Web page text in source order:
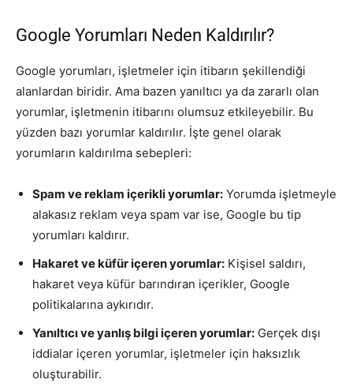
Google Yorumları Neden Kaldırılır?
Google yorumları, işletmeler için itibarın şekillendiği
alanlardan biridir. Ama bazen yanıltıcı ya da zararlı olan
yorumlar, işletmenin itibarını olumsuz etkileyebilir. Bu
yüzden bazı yorumlar kaldırılır. İşte genel olarak
yorumların kaldırılma sebepleri:
Spam ve reklam içerikli yorumlar: Yorumda işletmeyle
alakasız reklam veya spam var ise, Google bu tip
yorumları kaldırır.
Hakaret ve küfür içeren yorumlar: Kişisel saldırı,
hakaret veya küfür barındıran içerikler, Google
politikalarına aykırıdır.
Yanıltıcı ve yanlış bilgi içeren yorumlar: Gerçek dışı
iddialar içeren yorumlar, işletmeler için haksızlık
oluşturabilir.